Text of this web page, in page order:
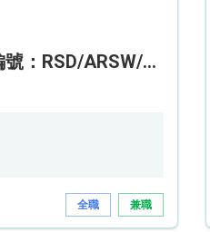
助理復康服務員 (編號：RSD/ARSW/CTE)
全職 兼職